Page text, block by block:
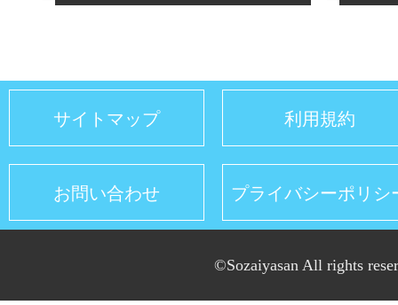
サイトマップ 利用規約
お問い合わせ プライバシーポリシ
©Sozaiyasan All rights